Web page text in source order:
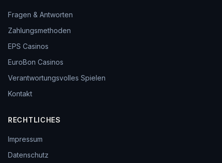
Fragen & Antworten
Zahlungsmethoden
EPS Casinos
EuroBon Casinos
Verantwortungsvolles Spielen
Kontakt
RECHTLICHES
Impressum
Datenschutz